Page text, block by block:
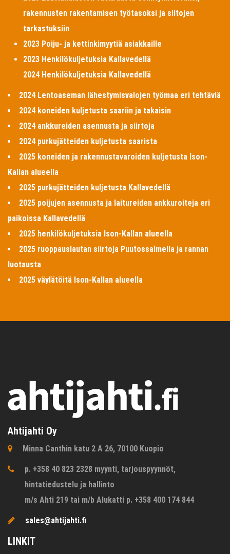
rakennusten rakentamisen työtasoksi ja siltojen
tarkastuksiin
2023 Poiju- ja kettinkimyytiä asiakkaille
2023 Henkilökuljetuksia Kallavedellä
2024 Henkilökuljetuksia Kallavedellä
2024 Lentoaseman lähestymisvalojen työmaa eri tehtäviä
2024 koneiden kuljetusta saariin ja takaisin
2024 ankkureiden asennusta ja siirtoja
2024 purkujätteiden kuljetusta saarista
2025 koneiden ja rakennustavaroiden kuljetusta Ison-
Kallan alueella
2025 purkujätteiden kuljetusta Kallavedellä
2025 poijujen asennusta ja laitureiden ankkuroiteja eri
paikoissa Kallavedellä
2025 henkilökuljetuksia Ison-Kallan alueella
2025 ruoppauslautan siirtoja Puutossalmella ja rannan
luotausta
2025 väylätöitä Ison-Kallan alueella
Ahtijahti Oy
Minna Canthin katu 2 A 26, 70100 Kuopio
p. +358 40 823 2328 myynti, tarjouspyynnöt,
hintatiedustelu ja hallinto
m/s Ahti 219 tai m/b Alukatti p. +358 400 174 844
sales@ahtijahti.fi
LINKIT